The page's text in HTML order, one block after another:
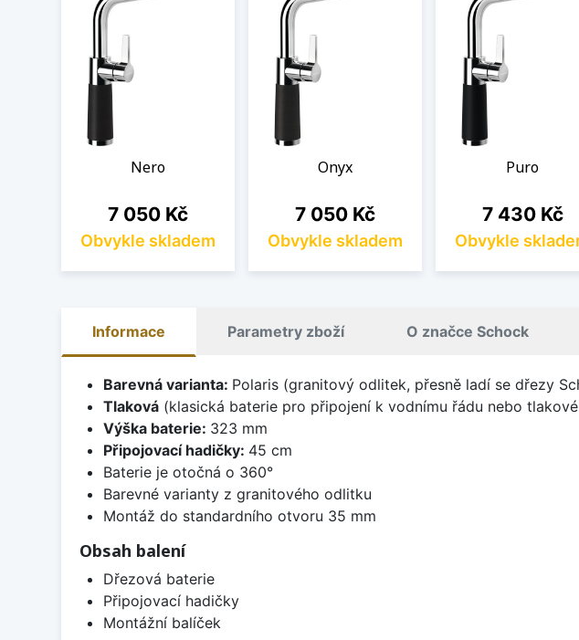
Nero
Cena
7 050 Kč
Obvykle skladem
Onyx
Cena
7 050 Kč
Obvykle skladem
Puro
Cena
7 430 Kč
Obvykle
Informace Parametry zboží O značce Schock
Barevná varianta: Polaris (granitový odlitek, přesně ladí se dřezy
Tlaková(klasická baterie pro připojení k vodnímu řádu nebo
Výška baterie: 323 mm
Připojovací hadičky: 45 cm
Baterie je otočná o 360°
Barevné varianty z granitového odlitku
Montáž do standardního otvoru 35 mm
Obsah balení
Dřezová baterie
Připojovací hadičky
Montážní balíček